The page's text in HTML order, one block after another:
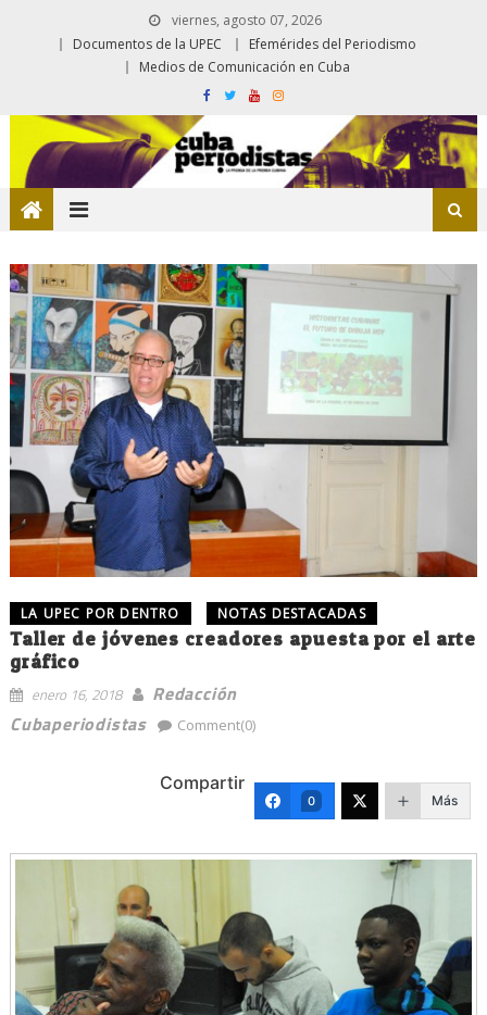
viernes, agosto 07, 2026
Documentos de la UPEC
Efemérides del Periodismo
Medios de Comunicación en Cuba
LA UPEC POR DENTRO NOTAS DESTACADAS
Taller de jóvenes creadores apuesta por el arte
gráfico
enero 16, 2018
Redacción
Cubaperiodistas
Comment(0)
Compartir
0 Más